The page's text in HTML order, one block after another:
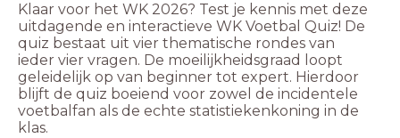
Klaar voor het WK 2026? Test je kennis met deze
uitdagende en interactieve WK Voetbal Quiz! De
quiz bestaat uit vier thematische rondes van
ieder vier vragen. De moeilijkheidsgraad loopt
geleidelijk op van beginner tot expert. Hierdoor
blijft de quiz boeiend voor zowel de incidentele
voetbalfan als de echte statistiekenkoning in de
klas.